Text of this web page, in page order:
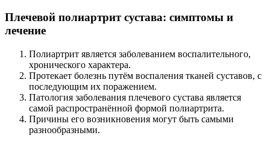
Плечевой полиартрит сустава: симптомы и
лечение
Полиартрит является заболеванием воспалительного,
хронического характера.
Протекает болезнь путём воспаления тканей суставов, с
последующим их поражением.
Патология заболевания плечевого сустава является
самой распространённой формой полиартрита.
Причины его возникновения могут быть самыми
разнообразными.